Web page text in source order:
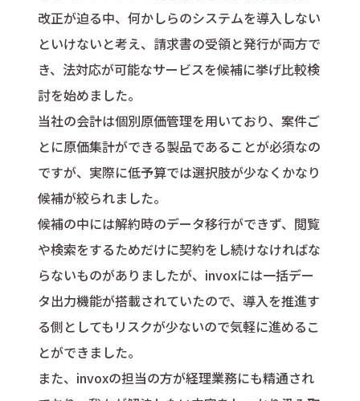
改正が迫る中、何かしらのシステムを導入しない
といけないと考え、請求書の受領と発行が両方で
き、法対応が可能なサービスを候補に挙げ比較検
討を始めました。
当社の会計は個別原価管理を用いており、案件ご
とに原価集計ができる製品であることが必須なの
ですが、実際に低予算では選択肢が少なくかなり
候補が絞られました。
候補の中には解約時のデータ移行ができず、閲覧
や検索をするためだけに契約をし続けなければな
らないものがありましたが、invoxには一括デー
タ出力機能が搭載されていたので、導入を推進す
る側としてもリスクが少ないので気軽に進めるこ
とができました。
また、invoxの担当の方が経理業務にも精通され